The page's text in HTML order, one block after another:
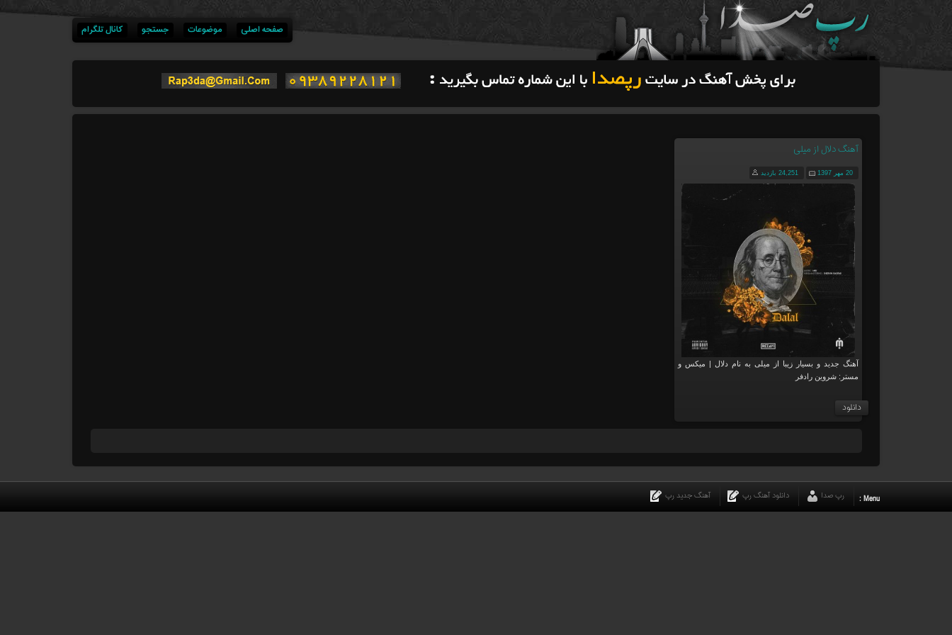
صفحه اصلی موضوعات جستجو کانال تلگرام
آهنگ دلال از میلی
20 مهر 1397 24,251 بازدید
آهنگ جدید و بسیار زیبا از میلی به نام دلال | میکس و
مستر: شروین رادفر
دانلود
Menu : رپ صدا دانلود آهنگ رپ آهنگ جدید رپ